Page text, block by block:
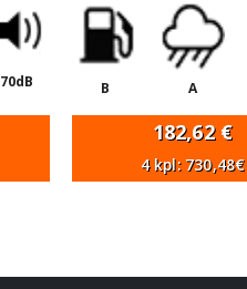
70dB B A
182,62 €
4 kpl: 730,48€